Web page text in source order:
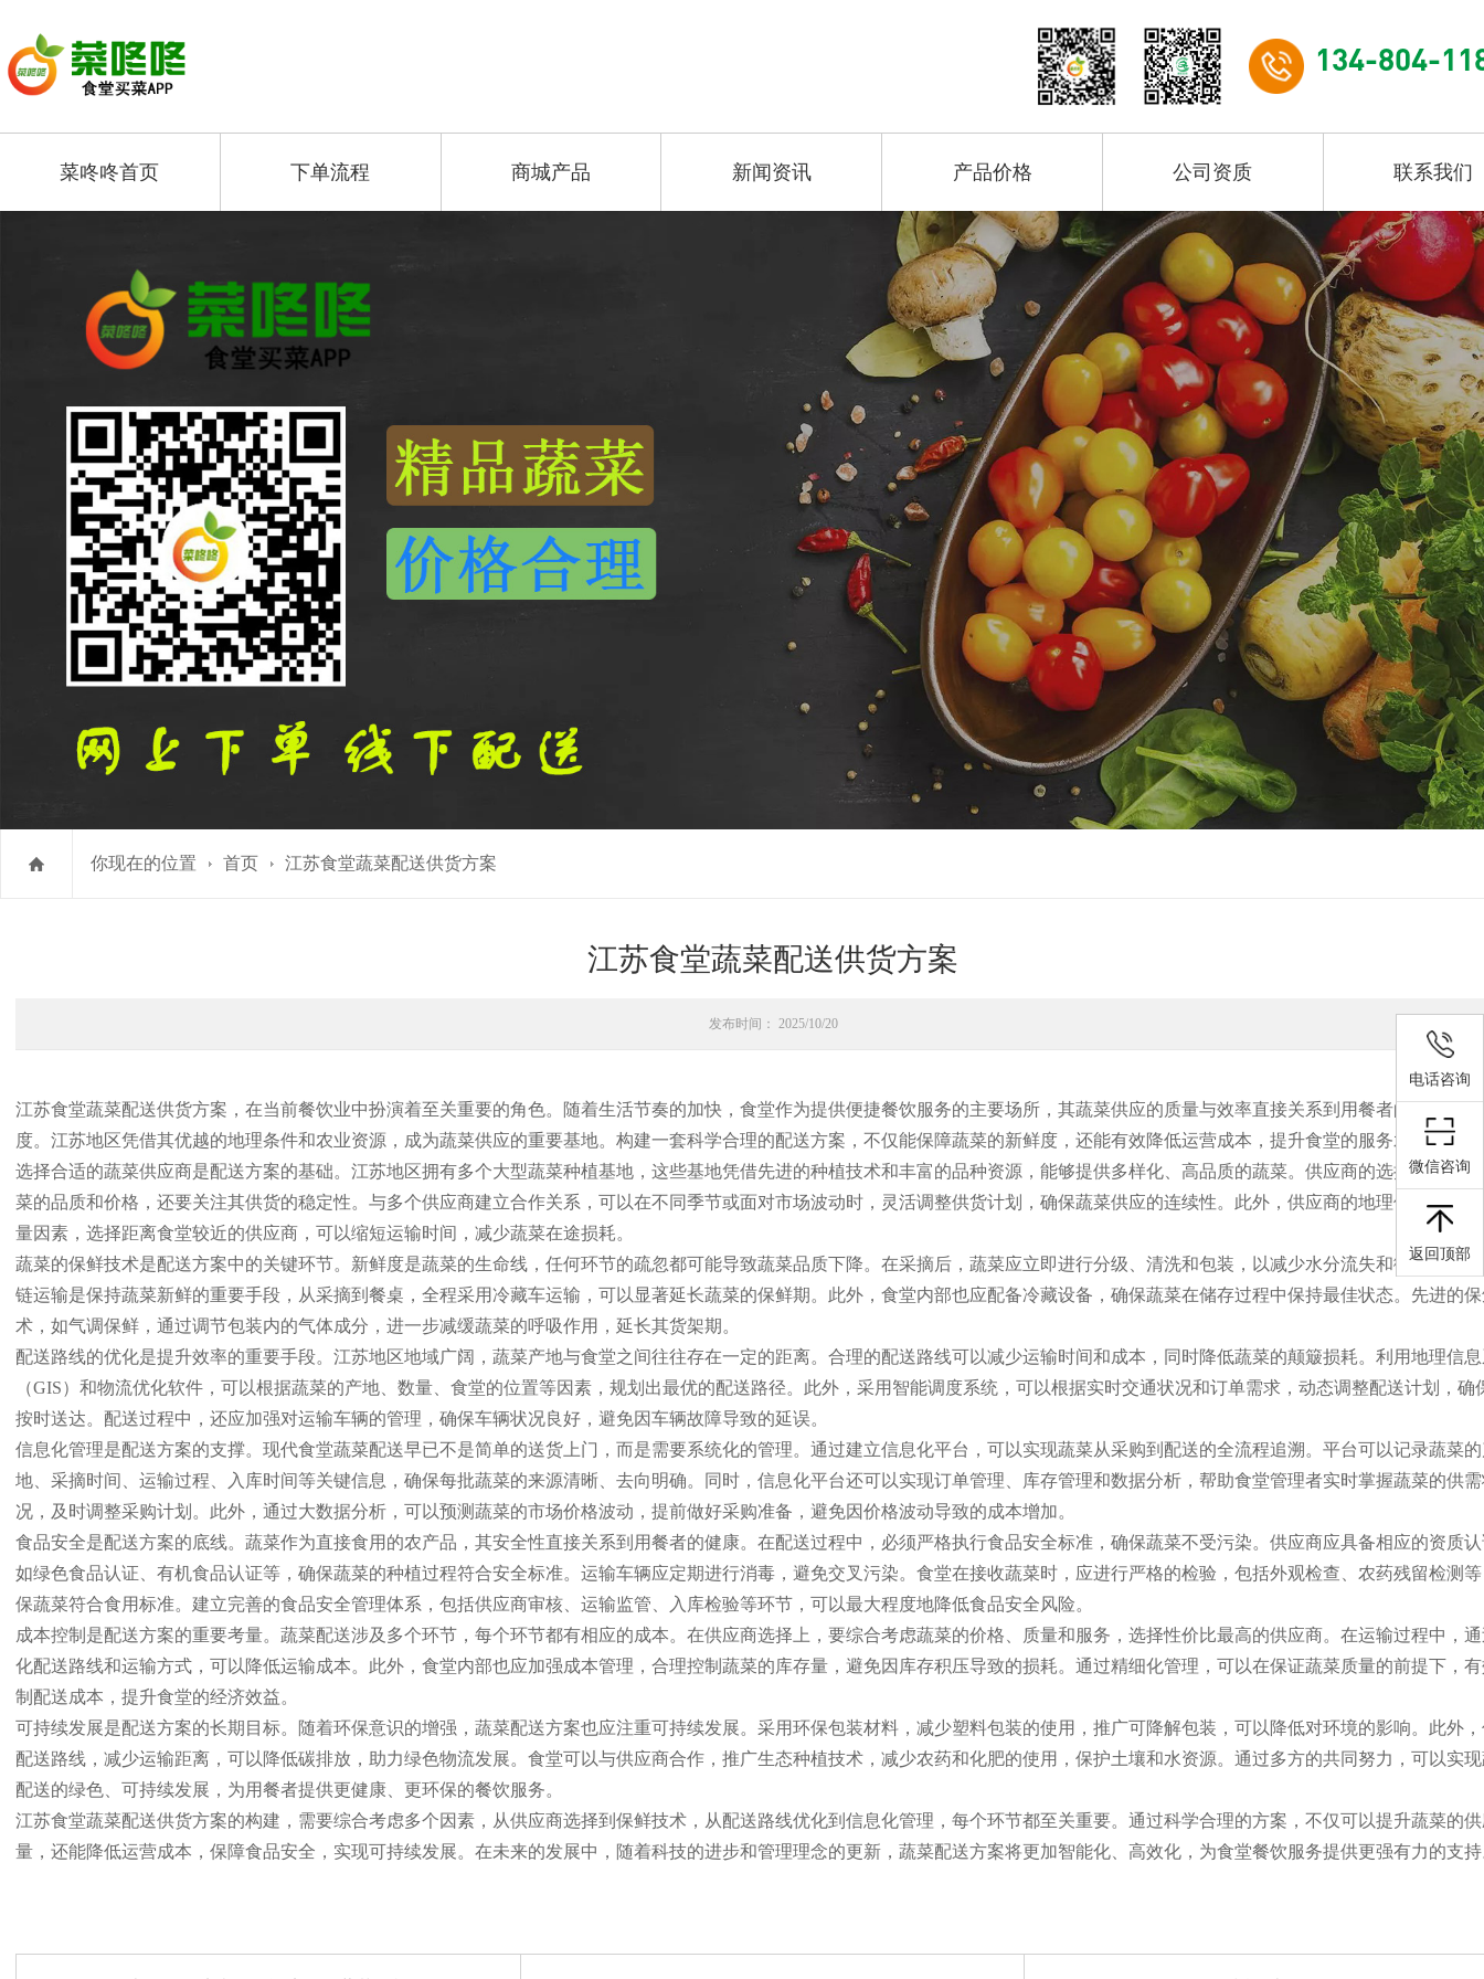
134-804-
菜咚咚首页 下单流程 商城产品 新闻资讯 产品价格 公司资质 联系我们
你现在的位置 首页 江苏食堂蔬菜配送供货方案
江苏食堂蔬菜配送供货方案
发布时间： 2025/10/20
江苏食堂蔬菜配送供货方案，在当前餐饮业中扮演着至关重要的角色。随着生活节奏的加快，食堂作为提供便捷餐饮服务的主要场所，其蔬菜供应的质量与效率直接关系到用餐者的健康与
度。江苏地区凭借其优越的地理条件和农业资源，成为蔬菜供应的重要基地。构建一套科学合理的配送方案，不仅能保障蔬菜的新鲜度，还能有效降低运营成本，提升食堂的服务水平。
选择合适的蔬菜供应商是配送方案的基础。江苏地区拥有多个大型蔬菜种植基地，这些基地凭借先进的种植技术和丰富的品种资源，能够提供多样化、高品质的蔬菜。供应商的选择不仅要
菜的品质和价格，还要关注其供货的稳定性。与多个供应商建立合作关系，可以在不同季节或面对市场波动时，灵活调整供货计划，确保蔬菜供应的连续性。此外，供应商的地理位置也是
量因素，选择距离食堂较近的供应商，可以缩短运输时间，减少蔬菜在途损耗。
蔬菜的保鲜技术是配送方案中的关键环节。新鲜度是蔬菜的生命线，任何环节的疏忽都可能导致蔬菜品质下降。在采摘后，蔬菜应立即进行分级、清洗和包装，以减少水分流失和微生物污
链运输是保持蔬菜新鲜的重要手段，从采摘到餐桌，全程采用冷藏车运输，可以显著延长蔬菜的保鲜期。此外，食堂内部也应配备冷藏设备，确保蔬菜在储存过程中保持最佳状态。先进的
术，如气调保鲜，通过调节包装内的气体成分，进一步减缓蔬菜的呼吸作用，延长其货架期。
配送路线的优化是提升效率的重要手段。江苏地区地域广阔，蔬菜产地与食堂之间往往存在一定的距离。合理的配送路线可以减少运输时间和成本，同时降低蔬菜的颠簸损耗。利用地理信
（GIS）和物流优化软件，可以根据蔬菜的产地、数量、食堂的位置等因素，规划出最优的配送路径。此外，采用智能调度系统，可以根据实时交通状况和订单需求，动态调整配送计划，确
按时送达。配送过程中，还应加强对运输车辆的管理，确保车辆状况良好，避免因车辆故障导致的延误。
信息化管理是配送方案的支撑。现代食堂蔬菜配送早已不是简单的送货上门，而是需要系统化的管理。通过建立信息化平台，可以实现蔬菜从采购到配送的全流程追溯。平台可以记录蔬菜
地、采摘时间、运输过程、入库时间等关键信息，确保每批蔬菜的来源清晰、去向明确。同时，信息化平台还可以实现订单管理、库存管理和数据分析，帮助食堂管理者实时掌握蔬菜的供
况，及时调整采购计划。此外，通过大数据分析，可以预测蔬菜的市场价格波动，提前做好采购准备，避免因价格波动导致的成本增加。
食品安全是配送方案的底线。蔬菜作为直接食用的农产品，其安全性直接关系到用餐者的健康。在配送过程中，必须严格执行食品安全标准，确保蔬菜不受污染。供应商应具备相应的资质
如绿色食品认证、有机食品认证等，确保蔬菜的种植过程符合安全标准。运输车辆应定期进行消毒，避免交叉污染。食堂在接收蔬菜时，应进行严格的检验，包括外观检查、农药残留检测
保蔬菜符合食用标准。建立完善的食品安全管理体系，包括供应商审核、运输监管、入库检验等环节，可以最大程度地降低食品安全风险。
成本控制是配送方案的重要考量。蔬菜配送涉及多个环节，每个环节都有相应的成本。在供应商选择上，要综合考虑蔬菜的价格、质量和服务，选择性价比最高的供应商。在运输过程中，
化配送路线和运输方式，可以降低运输成本。此外，食堂内部也应加强成本管理，合理控制蔬菜的库存量，避免因库存积压导致的损耗。通过精细化管理，可以在保证蔬菜质量的前提下，
制配送成本，提升食堂的经济效益。
可持续发展是配送方案的长期目标。随着环保意识的增强，蔬菜配送方案也应注重可持续发展。采用环保包装材料，减少塑料包装的使用，推广可降解包装，可以降低对环境的影响。此外
配送路线，减少运输距离，可以降低碳排放，助力绿色物流发展。食堂可以与供应商合作，推广生态种植技术，减少农药和化肥的使用，保护土壤和水资源。通过多方的共同努力，可以实
配送的绿色、可持续发展，为用餐者提供更健康、更环保的餐饮服务。
江苏食堂蔬菜配送供货方案的构建，需要综合考虑多个因素，从供应商选择到保鲜技术，从配送路线优化到信息化管理，每个环节都至关重要。通过科学合理的方案，不仅可以提升蔬菜的
量，还能降低运营成本，保障食品安全，实现可持续发展。在未来的发展中，随着科技的进步和管理理念的更新，蔬菜配送方案将更加智能化、高效化，为食堂餐饮服务提供更强有力的支
电话咨询
微信咨询
返回顶部